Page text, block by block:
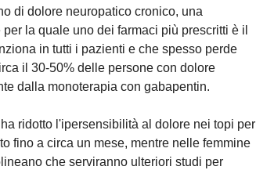
di dolore neuropatico cronico, una
la quale uno dei farmaci più prescritti è il
in tutti i pazienti e che spesso perde
il 30-50% delle persone con dolore
dalla monoterapia con gabapentin.
ridotto l'ipersensibilità al dolore nei topi per
fino a circa un mese, mentre nelle femmine
che serviranno ulteriori studi per